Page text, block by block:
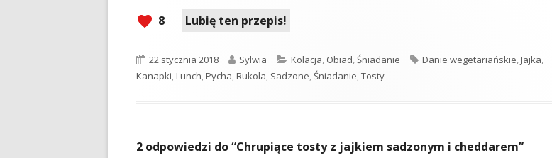
8 Lubię ten przepis!
Opublikowano
22 stycznia 2018 Autor
Sylwia Kategorie
Kolacja Obiad Śniadanie Tagi
Danie wegetariańskie Jajka
Kanapki Lunch Pycha Rukola Sadzone Śniadanie Tosty
2 odpowiedzi do “Chrupiące tosty z jajkiem sadzonym i cheddarem”